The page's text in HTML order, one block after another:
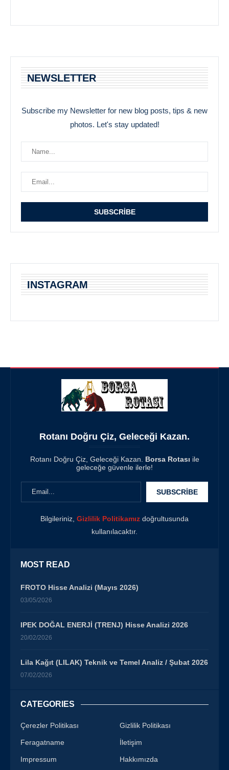
NEWSLETTER
Subscribe my Newsletter for new blog posts, tips & new
photos. Let's stay updated!
INSTAGRAM
CATEGORIES
Çerezler Politikası Gizlilik Politikası
Feragatname İletişim
Impressum Hakkımızda
Rotanı Doğru Çiz, Geleceği Kazan.
Rotanı Doğru Çiz, Geleceği Kazan. Borsa Rotası ile
geleceğe güvenle ilerle!
Bilgileriniz, Gizlilik Politikamız doğrultusunda
kullanılacaktır.
MOST READ
FROTO Hisse Analizi (Mayıs 2026)
03/05/2026
IPEK DOĞAL ENERJİ (TRENJ) Hisse Analizi 2026
20/02/2026
Lila Kağıt (LILAK) Teknik ve Temel Analiz / Şubat 2026
07/02/2026